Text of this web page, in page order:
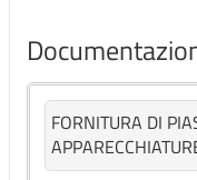
FORNITURA DI